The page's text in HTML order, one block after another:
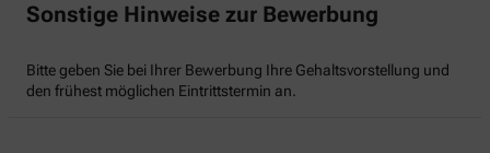
Sonstige Hinweise zur Bewerbung
Bitte geben Sie bei Ihrer Bewerbung Ihre Gehaltsvorstellung und
den frühest möglichen Eintrittstermin an.